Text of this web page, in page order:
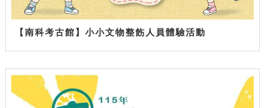
【南科考古館】小小文物整飭人員體驗活動